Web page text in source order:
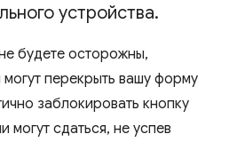
устройства.
будете осторожны,
перекрыть вашу форму
заблокировать кнопку
могут сдаться, не успев